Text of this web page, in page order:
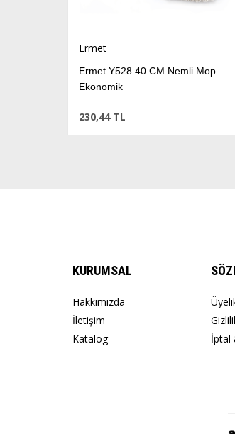
Ermet
Ermet Y528 40 CM Nemli Mop
Ekonomik
230,44 TL
KURUMSAL
Hakkımızda
İletişim
Katalog
İptal